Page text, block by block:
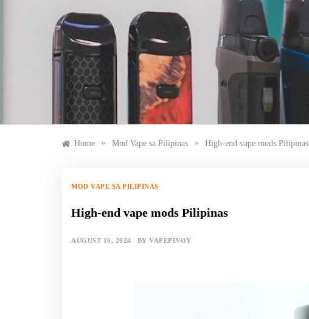
Home » Mod Vape sa Pilipinas » High-end vape mods Pilipinas
MOD VAPE SA PILIPINAS
High-end vape mods Pilipinas
AUGUST 16, 2024 BY VAPEPINOY